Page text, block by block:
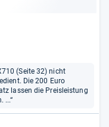
(Seite 32) nicht
Die 200 Euro
lassen die Preisleistung
...“